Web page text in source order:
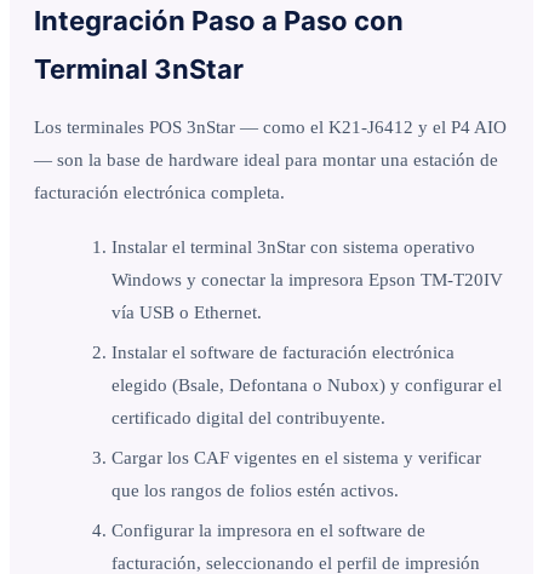
Integración Paso a Paso con
Terminal 3nStar
Los terminales POS 3nStar — como el K21-J6412 y el P4 AIO
— son la base de hardware ideal para montar una estación de
facturación electrónica completa.
Instalar el terminal 3nStar con sistema operativo
Windows y conectar la impresora Epson TM-T20IV
vía USB o Ethernet.
Instalar el software de facturación electrónica
elegido (Bsale, Defontana o Nubox) y configurar el
certificado digital del contribuyente.
Cargar los CAF vigentes en el sistema y verificar
que los rangos de folios estén activos.
Configurar la impresora en el software de
facturación, seleccionando el perfil de impresión